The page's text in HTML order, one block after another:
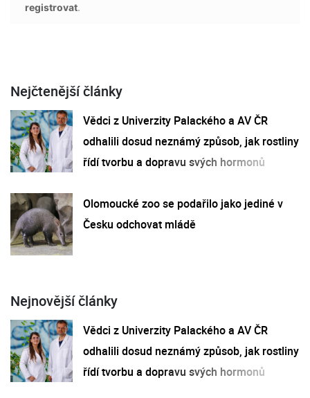
registrovat.
Nejčtenější články
Vědci z Univerzity Palackého a AV ČR
odhalili dosud neznámý způsob, jak rostliny
řídí tvorbu a dopravu svých hormonů
Olomoucké zoo se podařilo jako jediné v
Česku odchovat mládě
Nejnovější články
Vědci z Univerzity Palackého a AV ČR
odhalili dosud neznámý způsob, jak rostliny
řídí tvorbu a dopravu svých hormonů